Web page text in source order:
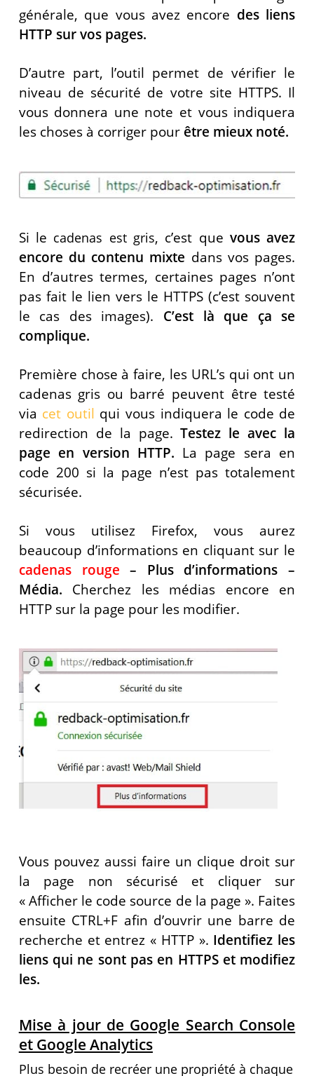
générale, que vous avez encore des liens
HTTP sur vos pages.
D’autre part, l’outil permet de vérifier le
niveau de sécurité de votre site HTTPS. Il
vous donnera une note et vous indiquera
les choses à corriger pour être mieux noté.
Si le cadenas est gris, c’est que vous avez
encore du contenu mixte dans vos pages.
En d’autres termes, certaines pages n’ont
pas fait le lien vers le HTTPS (c’est souvent
le cas des images). C’est là que ça se
complique.
Première chose à faire, les URL’s qui ont un
cadenas gris ou barré peuvent être testé
via cet outil qui vous indiquera le code de
redirection de la page.Testez le avec la
page en version HTTP. La page sera en
code 200 si la page n’est pas totalement
sécurisée.
Si vous utilisez Firefox, vous aurez
beaucoup d’informations en cliquant sur le
cadenas rouge – Plus d’informations –
Média. Cherchez les médias encore en
HTTP sur la page pour les modifier.
Vous pouvez aussi faire un clique droit sur
la page non sécurisé et cliquer sur
« Afficher le code source de la page ». Faites
ensuite CTRL+F afin d’ouvrir une barre de
recherche et entrez « HTTP ». Identifiez les
liens qui ne sont pas en HTTPS et modifiez
les.
Mise à jour de Google Search Console
et Google Analytics
Plus besoin de recréer une propriété à chaque